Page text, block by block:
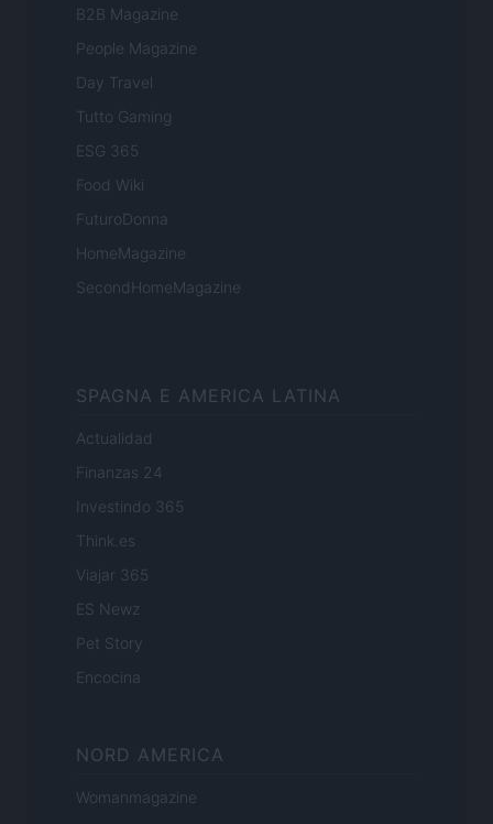
B2B Magazine
People Magazine
Day Travel
Tutto Gaming
ESG 365
Food Wiki
FuturoDonna
HomeMagazine
SecondHomeMagazine
SPAGNA E AMERICA LATINA
Actualidad
Finanzas 24
Investindo 365
Think.es
Viajar 365
ES Newz
Pet Story
Encocina
NORD AMERICA
Womanmagazine